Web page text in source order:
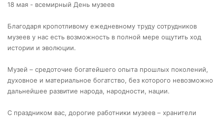
18 мая - всемирный День музеев
Благодаря кропотливому ежедневному труду сотрудников
музеев у нас есть возможность в полной мере ощутить ход
истории и эволюции.
Музей – средоточие богатейшего опыта прошлых поколений,
духовное и материальное богатство, без которого невозможно
дальнейшее развитие народа, народности, нации.
С праздником вас, дорогие работники музеев – хранители